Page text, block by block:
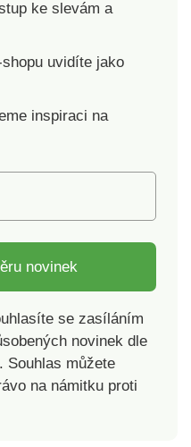
ke slevám a
uvidíte jako
inspiraci na
novinek
se zasíláním
novinek dle
Souhlas můžete
na námitku proti